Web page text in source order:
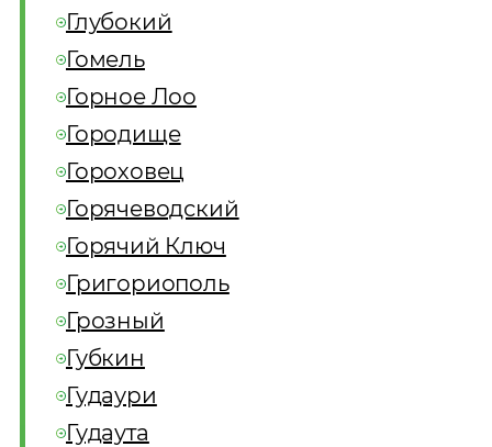
Глубокий
Гомель
Горное Лоо
Городище
Гороховец
Горячеводский
Горячий Ключ
Григориополь
Грозный
Губкин
Гудаури
Гудаута